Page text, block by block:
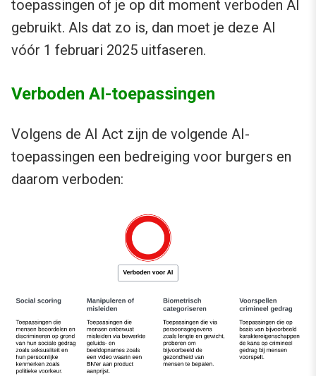
toepassingen of je op dit moment verboden AI
gebruikt. Als dat zo is, dan moet je deze AI
vóór 1 februari 2025 uitfaseren.
Verboden AI-toepassingen
Volgens de AI Act zijn de volgende AI-
toepassingen een bedreiging voor burgers en
daarom verboden: